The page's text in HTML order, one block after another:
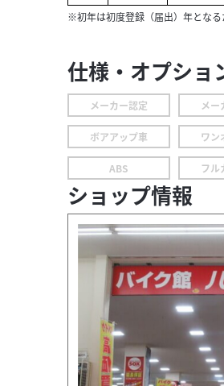
※初年は初度登録（届出）年となる
仕様・オプショ
メーカー認定 メー
ボアアップ車 ワン
ABS フル
ショップ情報